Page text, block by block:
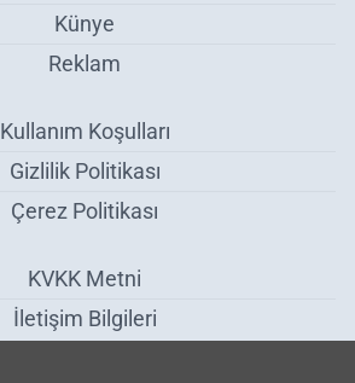
Künye
Reklam
Kullanım Koşulları
Gizlilik Politikası
Çerez Politikası
KVKK Metni
İletişim Bilgileri